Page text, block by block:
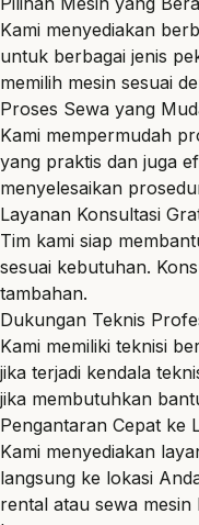
Kami menyediakan
untuk berbagai jenis
memilih mesin sesuai
Proses Sewa yang
Kami mempermudah
yang praktis dan juga
menyelesaikan
Layanan Konsultasi
Tim kami siap
sesuai kebutuhan.
tambahan.
Dukungan Teknis
Kami memiliki teknisi
jika terjadi kendala
jika membutuhkan
Pengantaran Cepat ke
Kami menyediakan
langsung ke lokasi
rental atau sewa